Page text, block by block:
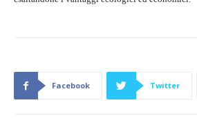
Facebook Twitter